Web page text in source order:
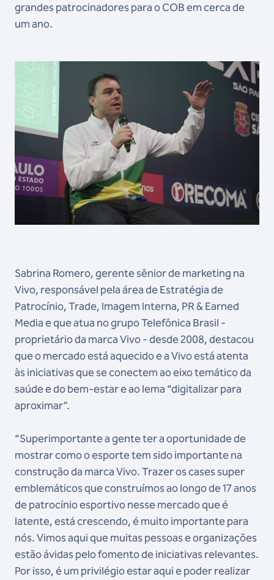
grandes patrocinadores para o COB em cerca de
um ano.
Sabrina Romero, gerente sênior de marketing na
Vivo, responsável pela área de Estratégia de
Patrocínio, Trade, Imagem Interna, PR & Earned
Media e que atua no grupo Telefônica Brasil -
proprietário da marca Vivo - desde 2008, destacou
que o mercado está aquecido e a Vivo está atenta
às iniciativas que se conectem ao eixo temático da
saúde e do bem-estar e ao lema “digitalizar para
aproximar”.
“Superimportante a gente ter a oportunidade de
mostrar como o esporte tem sido importante na
construção da marca Vivo. Trazer os cases super
emblemáticos que construímos ao longo de 17 anos
de patrocínio esportivo nesse mercado que é
latente, está crescendo, é muito importante para
nós. Vimos aqui que muitas pessoas e organizações
estão ávidas pelo fomento de iniciativas relevantes.
Por isso, é um privilégio estar aqui e poder realizar